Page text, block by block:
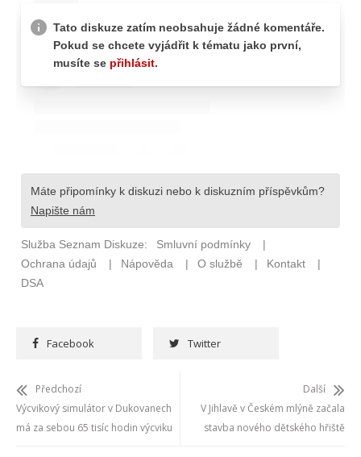
Facebook Twitter
Předchozí
Výcvikový simulátor v Dukovanech
má za sebou 65 tisíc hodin výcviku
Další
V Jihlavě v Českém mlýně začala
stavba nového dětského hřiště